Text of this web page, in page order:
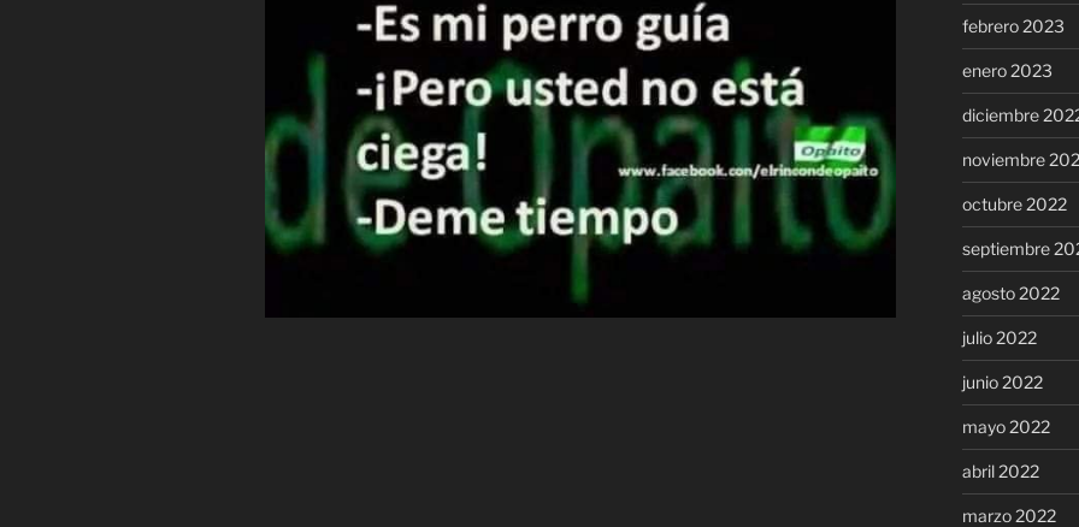
febrero 2023
enero 2023
diciembre
noviembre
octubre 2022
septiembre
agosto 2022
julio 2022
junio 2022
mayo 2022
abril 2022
marzo 2022